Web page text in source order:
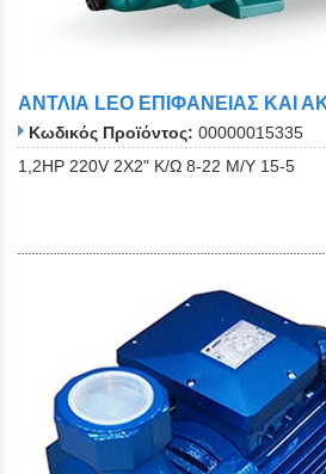
ΑΝΤΛΙΑ LEO ΕΠΙΦΑΝΕΙΑΣ ΚΑΙ
Κωδικός Προϊόντος: 00000015335
1,2ΗΡ 220V 2X2" K/Ω 8-22 Μ/Υ 15-5